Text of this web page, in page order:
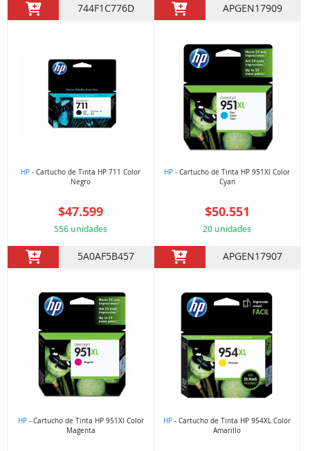
744F1C776D APGEN17909
HP - Cartucho de Tinta HP 711 Color
Negro
$47.599
556 unidades
5A0AF5B457
HP - Cartucho de Tinta HP 951Xl Color
Cyan
$50.551
20 unidades
APGEN17907
HP- Cartucho de Tinta HP 951Xl Color
Magenta
HP - Cartucho de Tinta HP 954XL Color
Amarillo